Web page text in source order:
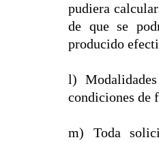
pudiera
de que se
producido
l)
condiciones de
m) Toda